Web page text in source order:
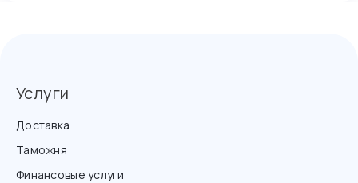
Услуги
Доставка
Таможня
Финансовые услуги